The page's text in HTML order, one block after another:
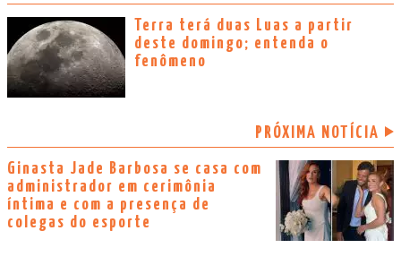
Terra terá duas Luas a partir
deste domingo; entenda o
fenômeno
PRÓXIMA NOTÍCIA
Ginasta Jade Barbosa se casa com
administrador em cerimônia
íntima e com a presença de
colegas do esporte